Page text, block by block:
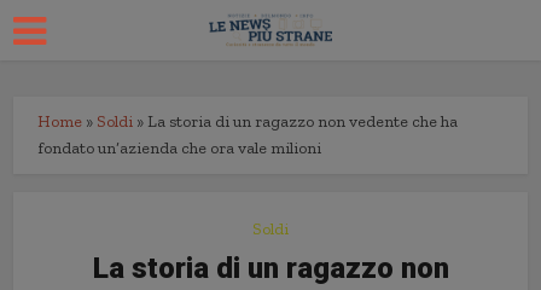
Home » Soldi » La storia di un ragazzo non vedente che ha
fondato un’azienda che ora vale milioni
Soldi
La storia di un ragazzo non